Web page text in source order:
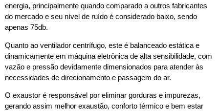
energia, principalmente quando comparado a outros fabricantes
do mercado e seu nível de ruído é considerado baixo, sendo
apenas 75db.
Quanto ao ventilador centrífugo, este é balanceado estática e
dinamicamente em máquina eletrônica de alta sensibilidade, com
vazão e pressão devidamente dimensionados para atender às
necessidades de direcionamento e passagem do ar.
O exaustor é responsável por eliminar gorduras e impurezas,
gerando assim melhor exaustão, conforto térmico e bem estar